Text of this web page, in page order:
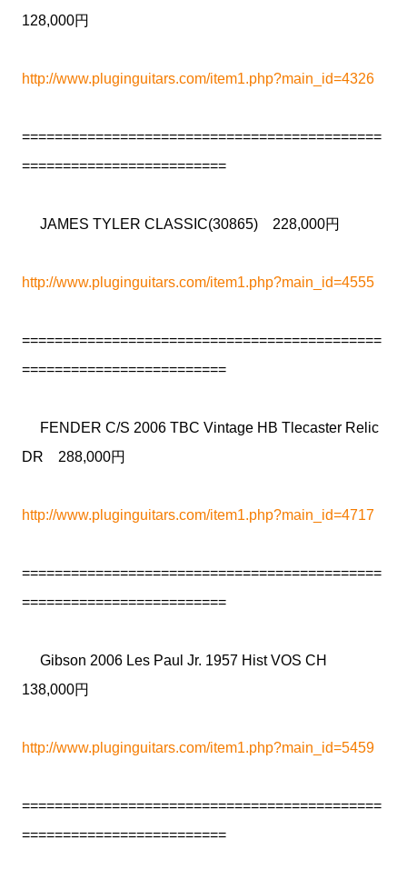
128,000円
http://www.pluginguitars.com/item1.php?main_id=4326
============================================
=========================
JAMES TYLER CLASSIC(30865) 228,000円
http://www.pluginguitars.com/item1.php?main_id=4555
============================================
=========================
FENDER C/S 2006 TBC Vintage HB Tlecaster Relic
DR 288,000円
http://www.pluginguitars.com/item1.php?main_id=4717
============================================
=========================
Gibson 2006 Les Paul Jr. 1957 Hist VOS CH
138,000円
http://www.pluginguitars.com/item1.php?main_id=5459
============================================
=========================